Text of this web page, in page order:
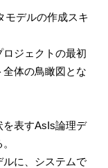
モデルの作成スキ
ジェクトの最初
体の鳥瞰図とな
表すAsIs論理デ
に、システムで